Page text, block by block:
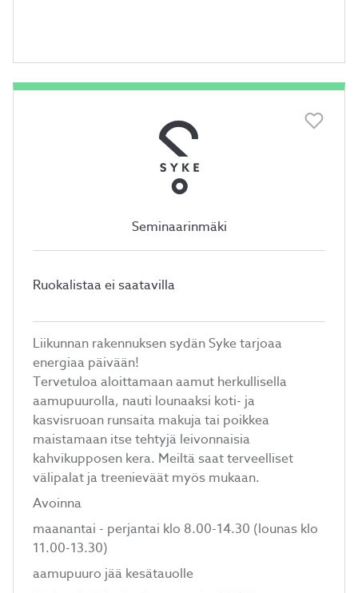
Seminaarinmäki
Ruokalistaa ei saatavilla
Liikunnan rakennuksen sydän Syke tarjoaa
energiaa päivään!
Tervetuloa aloittamaan aamut herkullisella
aamupuurolla, nauti lounaaksi koti- ja
kasvisruoan runsaita makuja tai poikkea
maistamaan itse tehtyjä leivonnaisia
kahvikupposen kera. Meiltä saat terveelliset
välipalat ja treenieväät myös mukaan.
Avoinna
maanantai - perjantai klo 8.00-14.30 (lounas klo
11.00-13.30)
aamupuuro jää kesätauolle